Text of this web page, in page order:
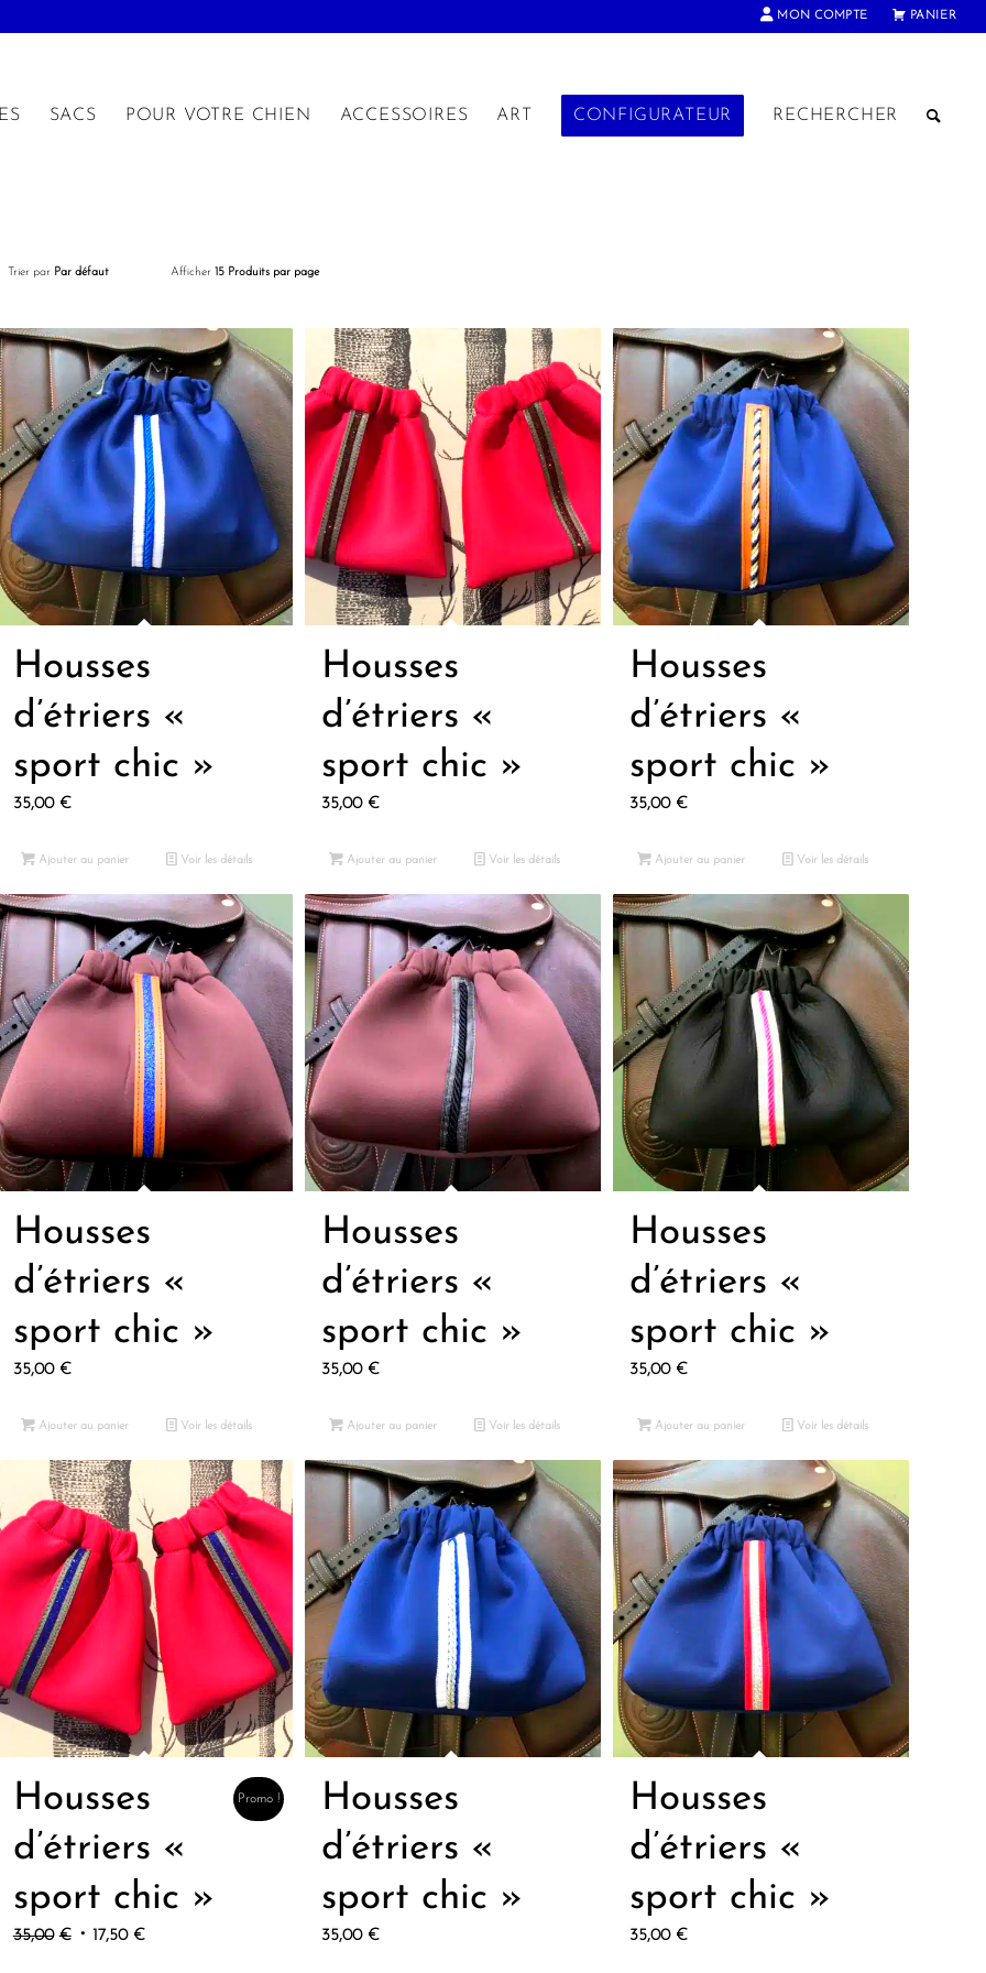
MON COMPTE PANIER
SACS POUR VOTRE CHIEN ACCESSOIRES ART CONFIGURATEUR RECHERCHER
Trier par Par défaut Afficher 15 Produits par page
Housses
d’étriers «
sport chic »
35,00 €
Ajouter au panier Voir les détails
Housses
d’étriers «
sport chic »
35,00 €
Ajouter au panier Voir les détails
Housses
d’étriers «
sport chic »
35,00 €
Ajouter au panier Voir les détails
Housses
d’étriers «
sport chic »
35,00 €
Ajouter au panier Voir les détails
Housses
d’étriers «
sport chic »
35,00 €
Ajouter au panier Voir les détails
Housses
d’étriers «
sport chic »
35,00 €
Ajouter au panier Voir les détails
Housses
d’étriers «
sport chic »
35,00 € Le17,50 €Le
Promo !
Housses
d’étriers «
sport chic »
35,00 €
Housses
d’étriers «
sport chic »
35,00 €